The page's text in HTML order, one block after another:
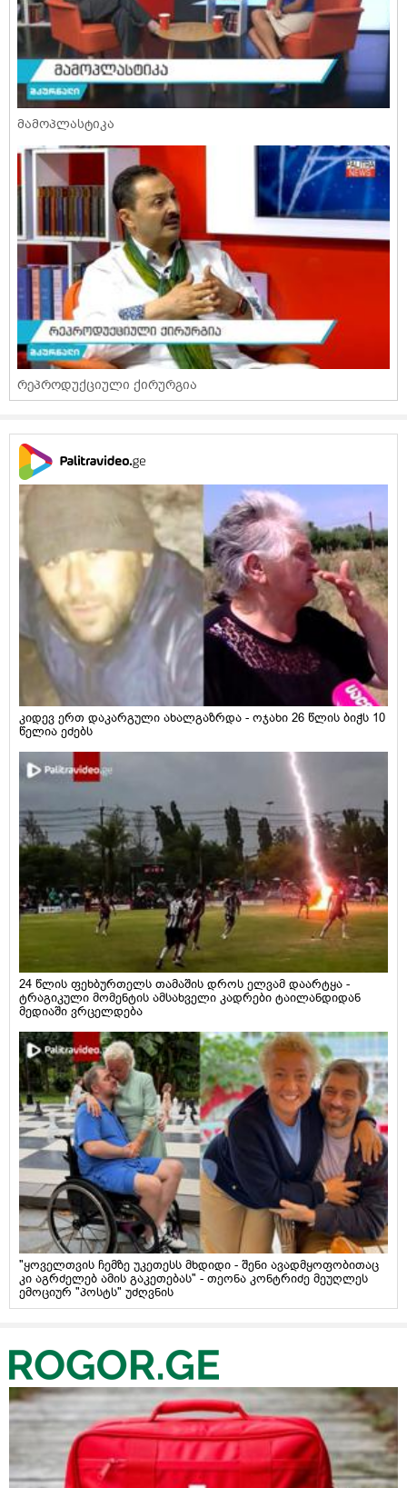
მამოპლასტიკა
რეპროდუქციული ქირურგია
კიდევ ერთ დაკარგული ახალგაზრდა - ოჯახი 26 წლის ბიჭს 10
წელია ეძებს
24 წლის ფეხბურთელს თამაშის დროს ელვამ დაარტყა -
ტრაგიკული მომენტის ამსახველი კადრები ტაილანდიდან
მედიაში ვრცელდება
"ყოველთვის ჩემზე უკეთესს მხდიდი - შენი ავადმყოფობითაც
კი აგრძელებ ამის გაკეთებას" - თეონა კონტრიძე მეუღლეს
ემოციურ "პოსტს" უძღვნის